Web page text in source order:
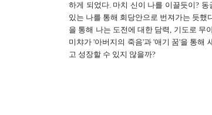
하게 되었다. 마치 신이 나를 이끌듯이?
있는 나를 통해 회당안으로 번져가는 듯했
을 통해 나는 도전에 대한 담력, 기도로 무
미챠가 '아버지의 죽음'과 '애기 꿈'을 통해
고 성장할 수 있지 않을까?